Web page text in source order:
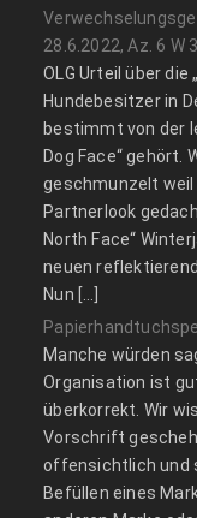
28.6.2022, Az. 6 W
OLG Urteil über die
Hundebesitzer in
bestimmt von der
Dog Face“ gehört.
geschmunzelt
Partnerlook
North Face“
neuen
Nun […]
Manche würden
Organisation ist
überkorrekt. Wir
Vorschrift
offensichtlich und
Befüllen eines